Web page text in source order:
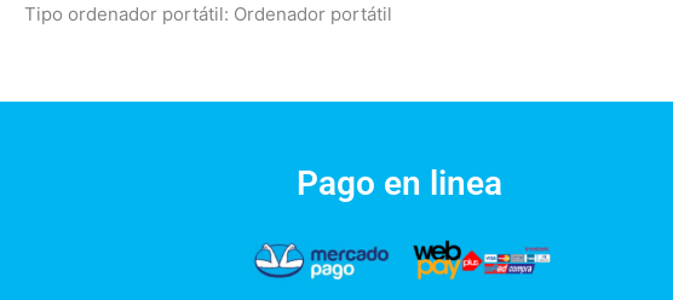
Tipo ordenador portátil: Ordenador portátil
Pago en linea